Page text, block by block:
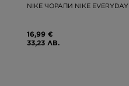
NIKE ЧОРАПИ NIKE EVERYDAY
16,99 €
33,23 ЛВ.